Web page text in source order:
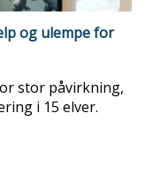
og ulempe for
stor påvirkning,
i 15 elver.